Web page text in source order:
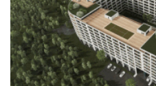
«Համահայկական
զորակցություն է
Կաթողիկոսին